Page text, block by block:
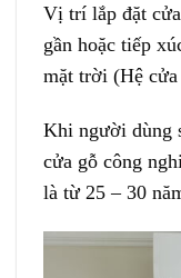
Vị trí lắp đặt
gần hoặc tiếp
mặt trời (Hệ
Khi người dùng
cửa gỗ công
là từ 25 – 30